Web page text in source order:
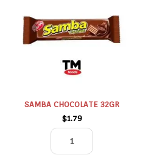
SAMBA CHOCOLATE 32GR
$1.79
cantidad